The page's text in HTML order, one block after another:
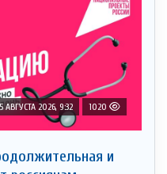
5 АВГУСТА 2026, 9:32 1020
и